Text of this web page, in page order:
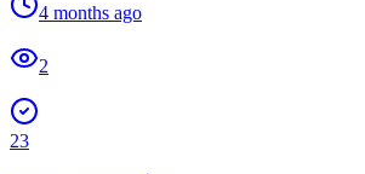
4 months ago
2
23